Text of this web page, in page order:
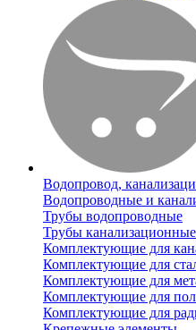
Водопровод,
Водопроводные и
Трубы водопроводные
Трубы канализационные
Комплектующие для
Комплектующие для
Комплектующие для
Комплектующие для
Комплектующие для